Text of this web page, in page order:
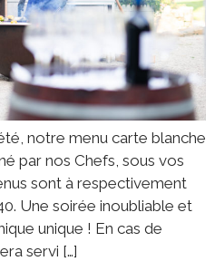
notre menu carte blanche
par nos Chefs, sous vos
sont à respectivement
Une soirée inoubliable et
unique ! En cas de
servi […]